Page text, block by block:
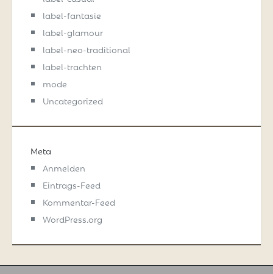
label-fantasie
label-glamour
label-neo-traditional
label-trachten
mode
Uncategorized
Meta
Anmelden
Eintrags-Feed
Kommentar-Feed
WordPress.org